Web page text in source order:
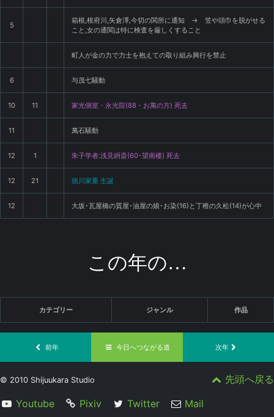
5
箱根,根府川,矢倉澤,今切の関所に通知 → 笠や頭巾を脱がせる
こと,女の通関は特に検査を厳しくすること
町人が金の力で力士を抱えての取り組み興行を禁止
6 与茂七騒動
10 11 家光側室・永光院(88・お萬の方) 死去
11 萬石騒動
12 1 朱子学者:浅見絅斎(60･望南楼) 死去
12 21 徳川家重 生誕
12 大坂･瓦屋橋の質屋･油屋の娘･お染(16)と丁稚の久松(14)が心中
この年の…
カテゴリー ジャンル 作品
前年 今日へつながる道 次年
先頭へ戻る
© 2010 Shijuukara Studio
Youtube Pixiv Twitter Mail